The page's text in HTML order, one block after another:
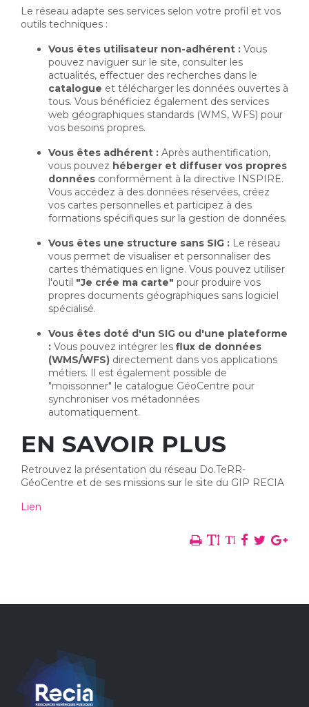
Le réseau adapte ses services selon votre profil et vos
outils techniques :
Vous êtes utilisateur non-adhérent : Vous
pouvez naviguer sur le site, consulter les
actualités, effectuer des recherches dans le
catalogue et télécharger les données ouvertes à
tous. Vous bénéficiez également des services
web géographiques standards (WMS, WFS) pour
vos besoins propres.
Vous êtes adhérent : Après authentification,
vous pouvez héberger et diffuser vos propres
données conformément à la directive INSPIRE.
Vous accédez à des données réservées, créez
vos cartes personnelles et participez à des
formations spécifiques sur la gestion de données.
Vous êtes une structure sans SIG : Le réseau
vous permet de visualiser et personnaliser des
cartes thématiques en ligne. Vous pouvez utiliser
l'outil "Je crée ma carte" pour produire vos
propres documents géographiques sans logiciel
spécialisé.
Vous êtes doté d'un SIG ou d'une plateforme
: Vous pouvez intégrer les flux de données
(WMS/WFS) directement dans vos applications
métiers. Il est également possible de
"moissonner" le catalogue GéoCentre pour
synchroniser vos métadonnées
automatiquement.
EN SAVOIR PLUS
Retrouvez la présentation du réseau Do.TeRR-
GéoCentre et de ses missions sur le site du GIP RECIA
Lien